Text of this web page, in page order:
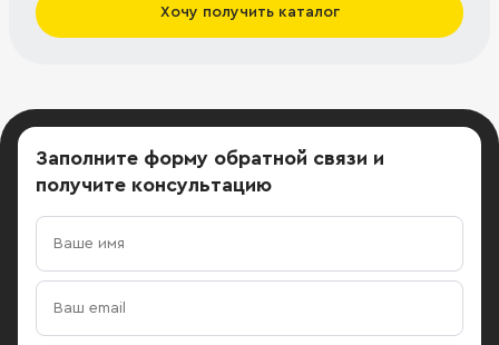
Хочу получить каталог
Заполните форму обратной связи и
получите консультацию